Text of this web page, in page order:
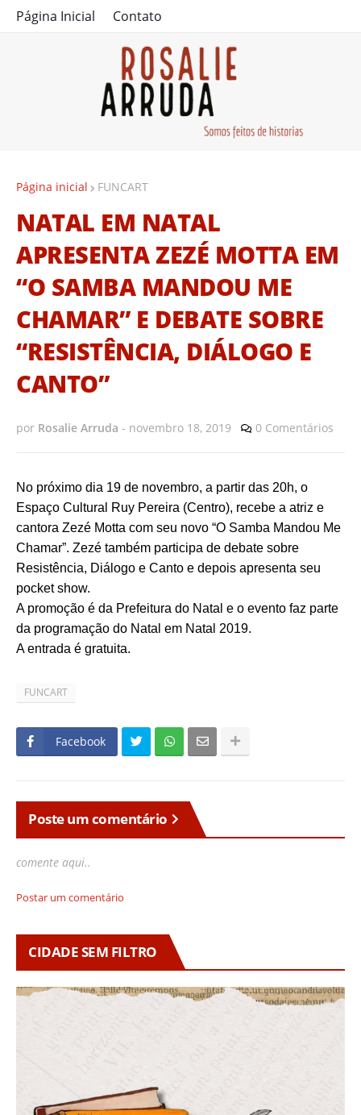
Página Inicial Contato
Página inicial FUNCART
NATAL EM NATAL
APRESENTA ZEZÉ MOTTA EM
“O SAMBA MANDOU ME
CHAMAR” E DEBATE SOBRE
“RESISTÊNCIA, DIÁLOGO E
CANTO”
por Rosalie Arruda - novembro 18, 2019 0 Comentários
No próximo dia 19 de novembro, a partir das 20h, o
Espaço Cultural Ruy Pereira (Centro), recebe a atriz e
cantora Zezé Motta com seu novo “O Samba Mandou Me
Chamar”. Zezé também participa de debate sobre
Resistência, Diálogo e Canto e depois apresenta seu
pocket show.
A promoção é da Prefeitura do Natal e o evento faz parte
da programação do Natal em Natal 2019.
A entrada é gratuita.
FUNCART
Facebook
Poste um comentário
comente aqui..
Postar um comentário
CIDADE SEM FILTRO